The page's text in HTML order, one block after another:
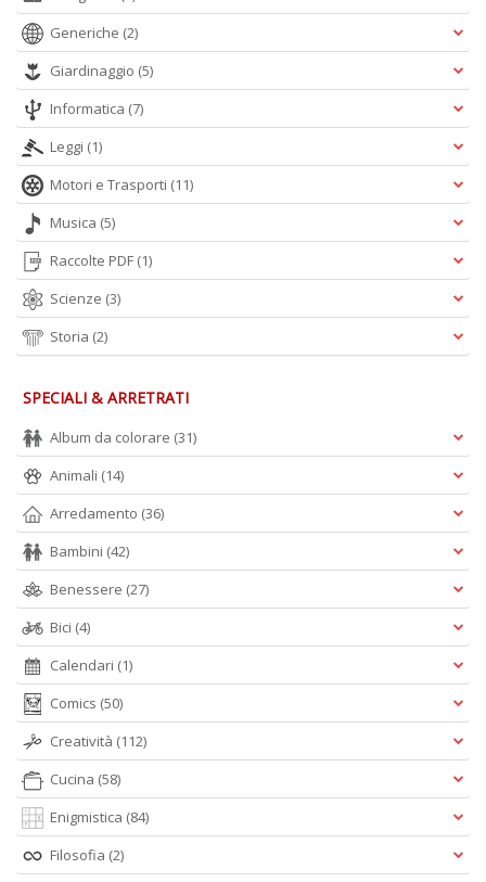
Generiche (2)
Giardinaggio (5)
Informatica (7)
Leggi (1)
Motori e Trasporti (11)
Musica (5)
Raccolte PDF (1)
Scienze (3)
Storia (2)
SPECIALI & ARRETRATI
Album da colorare (31)
Animali (14)
Arredamento (36)
Bambini (42)
Benessere (27)
Bici (4)
Calendari (1)
Comics (50)
Creatività (112)
Cucina (58)
Enigmistica (84)
Filosofia (2)